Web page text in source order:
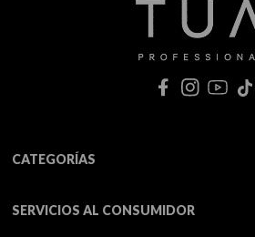
CATEGORÍAS
SERVICIOS AL CONSUMIDOR